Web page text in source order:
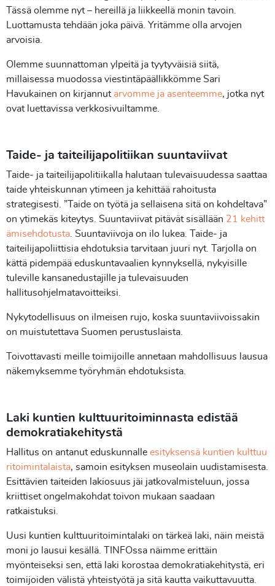
Tässä olemme nyt – hereillä ja liikkeellä monin tavoin.
Luottamusta tehdään joka päivä. Yritämme olla arvojen
arvoisia.
Olemme suunnattoman ylpeitä ja tyytyväisiä siitä,
millaisessa muodossa viestintäpäällikkömme Sari
Havukainen on kirjannut arvomme ja asenteemme, jotka nyt
ovat luettavissa verkkosivuiltamme.
Taide- ja taiteilijapolitiikan suuntaviivat
Taide- ja taiteilijapolitiikalla halutaan tulevaisuudessa saattaa
taide yhteiskunnan ytimeen ja kehittää rahoitusta
strategisesti. ”Taide on työtä ja sellaisena sitä on kohdeltava”
on ytimekäs kiteytys. Suuntaviivat pitävät sisällään 21 kehitt
ämisehdotusta . Suuntaviivoja on ilo lukea. Taide- ja
taiteilijapoliittisia ehdotuksia tarvitaan juuri nyt. Tarjolla on
kättä pidempää eduskuntavaalien kynnyksellä, nykyisille
tuleville kansanedustajille ja tulevaisuuden
hallitusohjelmatavoitteiksi.
Nykytodellisuus on ilmeisen rujo, koska suuntaviivoissakin
on muistutettava Suomen perustuslaista.
Toivottavasti meille toimijoille annetaan mahdollisuus lausua
näkemyksemme työryhmän ehdotuksista.
Laki kuntien kulttuuritoiminnasta edistää
demokratiakehitystä
Hallitus on antanut eduskunnalle esityksensä kuntien kulttuu
ritoimintalaista, samoin esityksen museolain uudistamisesta.
Esittävien taiteiden lakiosuus jäi jatkovalmisteluun, jossa
kriittiset ongelmakohdat toivon mukaan saadaan
ratkaistuksi.
Uusi kuntien kulttuuritoimintalaki on tärkeä laki, näin meistä
moni jo lausui kesällä. TINFOssa näimme erittäin
myönteiseksi sen, että laki korostaa demokratiakehitystä, eri
toimijoiden välistä yhteistyötä ja sitä kautta vaikuttavuutta.